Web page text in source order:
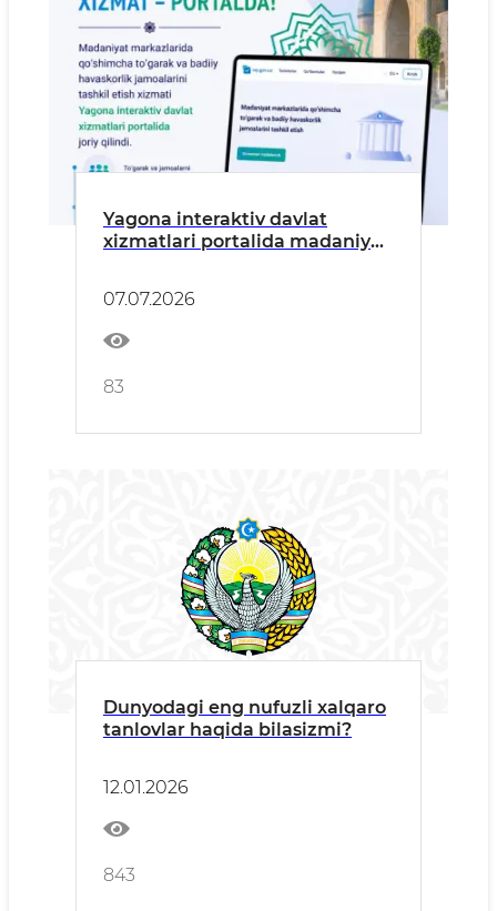
Yagona interaktiv davlat
xizmatlari portalida madaniyat
onlayn a’zo bo‘lish xizmati joriy
etildi
07.07.2026
83
Dunyodagi eng nufuzli xalqaro
tanlovlar haqida bilasizmi?
12.01.2026
843